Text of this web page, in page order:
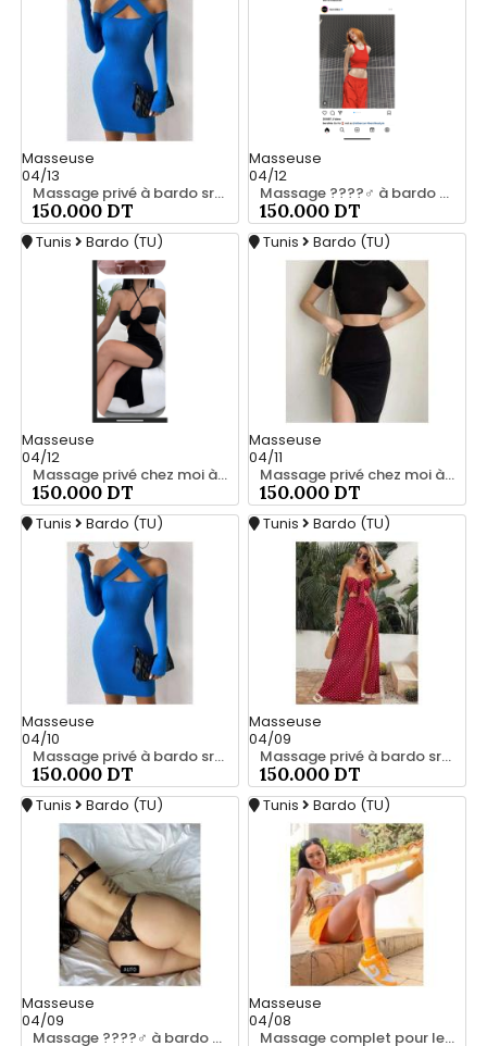
Masseuse
04/13
Massage privé à bardo srd 55066248
150.000 DT
Masseuse
04/12
Massage ????‍♂️ à bardo srd 20466285
150.000 DT
Tunis Bardo (TU)
Masseuse
04/12
Massage privé chez moi à bardo srd 20466285
150.000 DT
Tunis Bardo (TU)
Masseuse
04/11
Massage privé chez moi à bardo srd 20466285
150.000 DT
Tunis Bardo (TU)
Masseuse
04/10
Massage privé à bardo srd chez moi 55066248
150.000 DT
Tunis Bardo (TU)
Masseuse
04/09
Massage privé à bardo srd 20466285
150.000 DT
Tunis Bardo (TU)
Masseuse
04/09
Massage ????‍♂️ à bardo srd chez moi privé 55066248
Tunis Bardo (TU)
Masseuse
04/08
Massage complet pour les hommes srd chez moi à bardo 55066248